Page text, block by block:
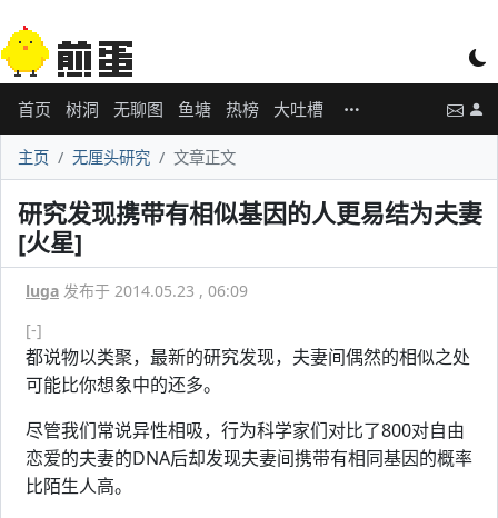
首页 树洞 无聊图 鱼塘 热榜 大吐槽
主页 无厘头研究 文章正文
研究发现携带有相似基因的人更易结为夫妻
[火星]
luga 发布于 2014.05.23 , 06:09
[-]
都说物以类聚，最新的研究发现，夫妻间偶然的相似之处
可能比你想象中的还多。
尽管我们常说异性相吸，行为科学家们对比了800对自由
恋爱的夫妻的DNA后却发现夫妻间携带有相同基因的概率
比陌生人高。